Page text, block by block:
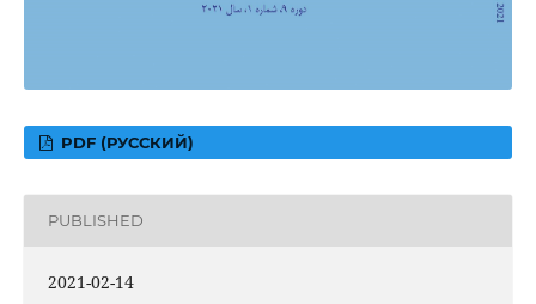
PDF (РУССКИЙ)
PUBLISHED
2021-02-14